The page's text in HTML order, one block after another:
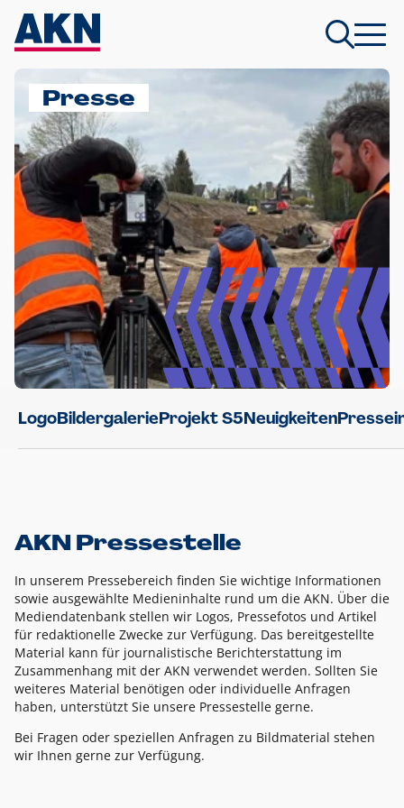
Presse
LogoBildergalerieProjekt S5Neuigkeiten
AKN Pressestelle
In unserem Pressebereich finden Sie wichtige Informationen
sowie ausgewählte Medieninhalte rund um die AKN. Über die
Mediendatenbank stellen wir Logos, Pressefotos und Artikel
für redaktionelle Zwecke zur Verfügung. Das bereitgestellte
Material kann für journalistische Berichterstattung im
Zusammenhang mit der AKN verwendet werden. Sollten Sie
weiteres Material benötigen oder individuelle Anfragen
haben, unterstützt Sie unsere Pressestelle gerne.
Bei Fragen oder speziellen Anfragen zu Bildmaterial stehen
wir Ihnen gerne zur Verfügung.